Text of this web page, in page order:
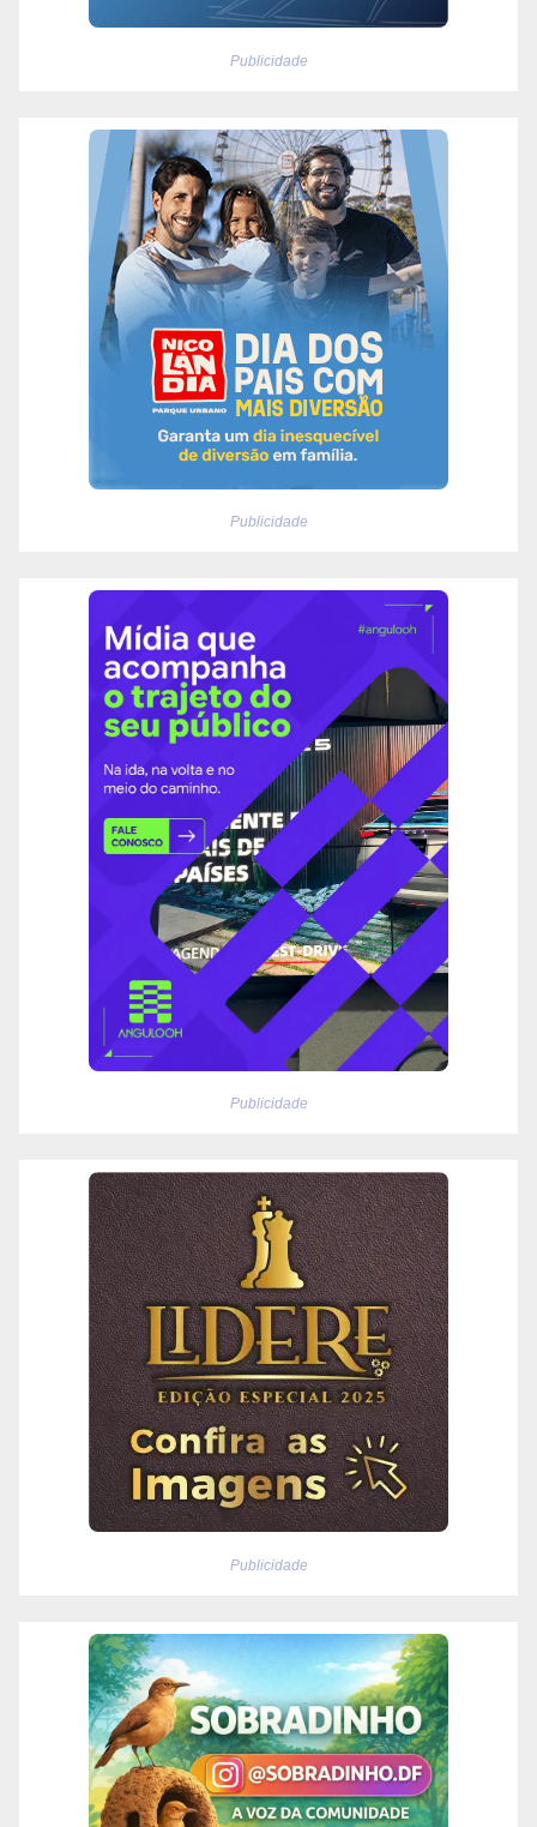
Publicidade
Publicidade
Publicidade
Publicidade